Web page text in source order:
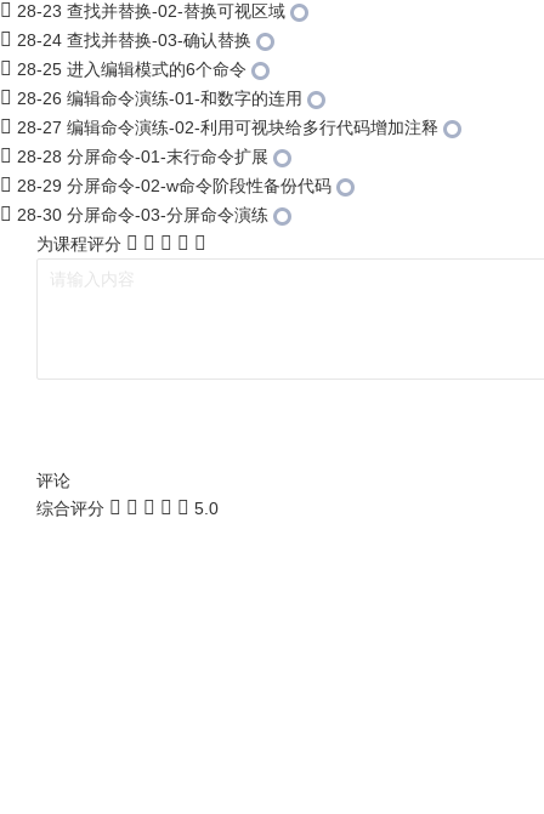
28-23 查找并替换-02-替换可视区域
28-24 查找并替换-03-确认替换
28-25 进入编辑模式的6个命令
28-26 编辑命令演练-01-和数字的连用
28-27 编辑命令演练-02-利用可视块给多行代码增加注释
28-28 分屏命令-01-末行命令扩展
28-29 分屏命令-02-w命令阶段性备份代码
28-30 分屏命令-03-分屏命令演练
为课程评分
评论
综合评分
5.0